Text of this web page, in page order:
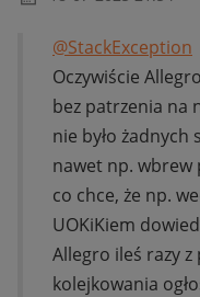
@StackException
Oczywiście
bez patrzenia na
nie było
nawet np. wbrew
co chce, że np.
UOKiKiem
Allegro ileś razy
kolejkowania